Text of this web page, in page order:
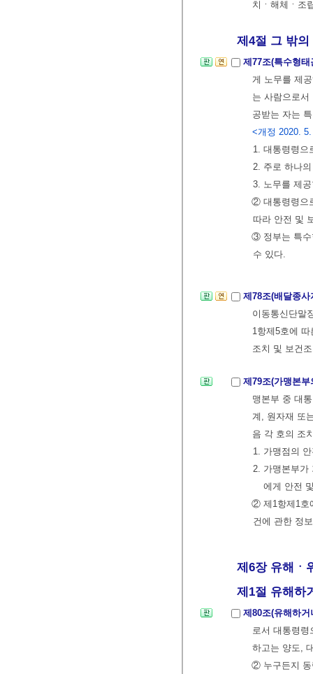
치ㆍ해체ㆍ조
제4절 그 밖의
제77조(특수형
게 노무를 제
는 사람으로서
공받는 자는
<개정 2020.
1. 대통령령으
2. 주로 하나
3. 노무를 제
② 대통령령으
따라 안전 및
③ 정부는 특수
수 있다.
제78조(배달종
이동통신단말
1항제5호에
조치 및 보건
제79조(가맹본
맹본부 중 대
계, 원자재 또
음 각 호의 조
1. 가맹점의
2. 가맹본부가
에게 안전
② 제1항제1호
건에 관한 정
제6장 유해ㆍ위
제1절 유해하거
제80조(유해하
로서 대통령
하고는 양도,
② 누구든지 동